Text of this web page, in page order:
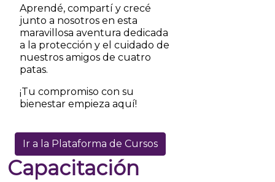
Aprendé, compartí y crecé
junto a nosotros en esta
maravillosa aventura dedicada
a la protección y el cuidado de
nuestros amigos de cuatro
patas.
¡Tu compromiso con su
bienestar empieza aquí!
Ir a la Plataforma de Cursos
Capacitación